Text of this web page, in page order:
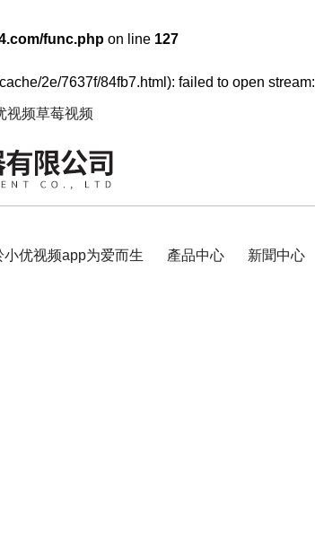
func.php on line 127
2e/7637f/84fb7.html): failed to open
视频草莓视频
小优视频app为爱而生 產品中心 新聞中心